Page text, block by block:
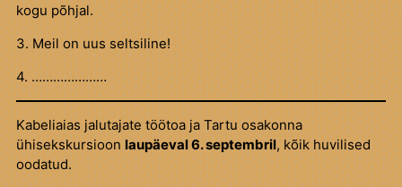
kogu põhjal.
3. Meil on uus seltsiline!
4. …………………
Kabeliaias jalutajate töötoa ja Tartu osakonna
ühisekskursioon laupäeval 6. septembril, kõik huvilised
oodatud.